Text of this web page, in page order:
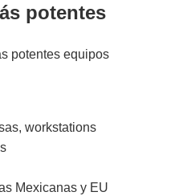
potentes
potentes equipos
workstations
Mexicanas y EU